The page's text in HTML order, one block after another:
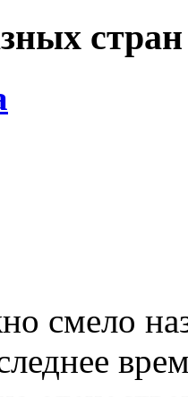
стран
смело